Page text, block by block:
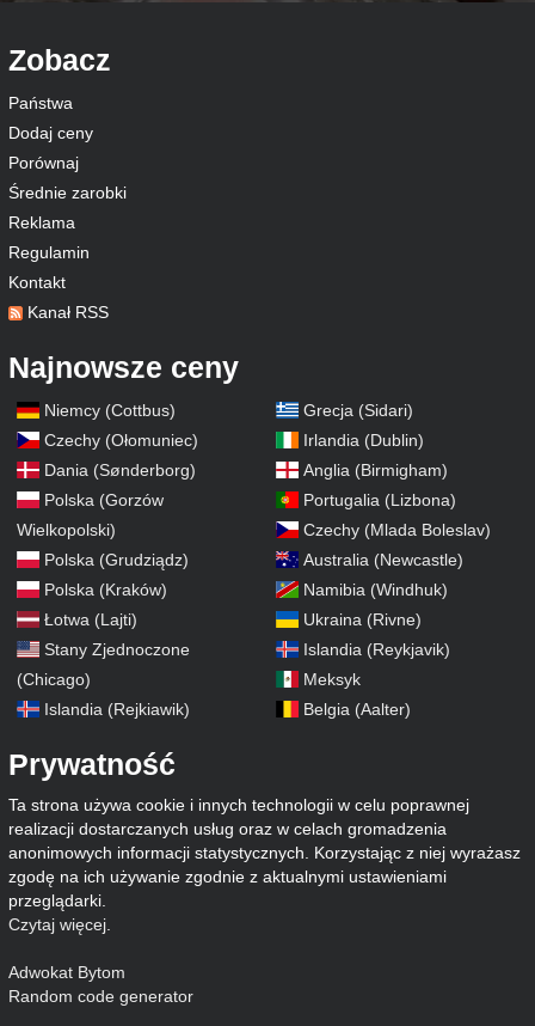
Zobacz
Państwa
Dodaj ceny
Porównaj
Średnie zarobki
Reklama
Regulamin
Kontakt
Kanał RSS
Najnowsze ceny
Niemcy (Cottbus)
Czechy (Ołomuniec)
Dania (Sønderborg)
Polska (Gorzów
Wielkopolski)
Polska (Grudziądz)
Polska (Kraków)
Łotwa (Lajti)
Stany Zjednoczone
(Chicago)
Islandia (Rejkiawik)
Grecja (Sidari)
Irlandia (Dublin)
Anglia (Birmigham)
Portugalia (Lizbona)
Czechy (Mlada Boleslav)
Australia (Newcastle)
Namibia (Windhuk)
Ukraina (Rivne)
Islandia (Reykjavik)
Meksyk
Belgia (Aalter)
Prywatność
Ta strona używa cookie i innych technologii w celu poprawnej
realizacji dostarczanych usług oraz w celach gromadzenia
anonimowych informacji statystycznych. Korzystając z niej wyrażasz
zgodę na ich używanie zgodnie z aktualnymi ustawieniami
przeglądarki.
Czytaj więcej
Adwokat Bytom
Random code generator